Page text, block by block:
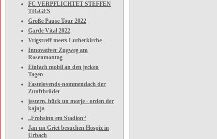
FC VERPFLICHTET STEFFEN
TIGGES
Große Pause Tour 2022
Garde Vital 2022
Vrigstreff meets Lutherkirche
Innovativer Zugweg am
Rosenmontag
Einfach mobil an den jecken
Tagen
Fastelovends-nommendach der
Zunftbrüder
jestern, hück un morje - orden der
kajuja
„Frohsinn em Stadion“
Jan un Griet besuchen Hospiz in
Urbach